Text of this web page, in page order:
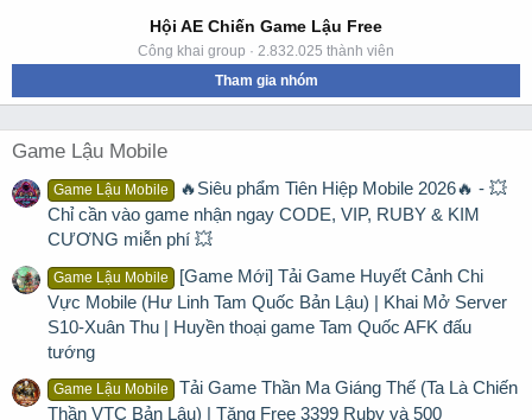
Hội AE Chiến Game Lậu Free
Công khai group · 2.832.025 thành viên
Tham gia nhóm
Game Lậu Mobile
Game Lậu Mobile
🔥Siêu phẩm Tiên Hiệp Mobile 2026🔥 - 💥
Chỉ cần vào game nhận ngay CODE, VIP, RUBY & KIM
CƯƠNG miễn phí 💥
Game Lậu Mobile
[Game Mới] Tải Game Huyết Cảnh Chi
Vực Mobile (Hư Linh Tam Quốc Bản Lậu) | Khai Mở Server
S10-Xuân Thu | Huyền thoại game Tam Quốc AFK đấu
tướng
Game Lậu Mobile
Tải Game Thần Ma Giáng Thế (Ta Là Chiến
Thần VTC Bản Lậu) | Tặng Free 3399 Ruby và 500